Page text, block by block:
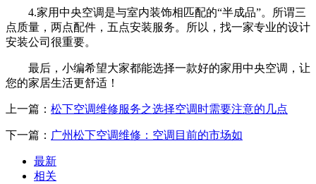
4.家用中央空调是与室内装饰相匹配的“半成品”。所谓三
点质量，两点配件，五点安装服务。所以，找一家专业的设计
安装公司很重要。
最后，小编希望大家都能选择一款好的家用中央空调，让
您的家居生活更舒适！
上一篇： 松下空调维修服务之选择空调时需要注意的几点
下一篇： 广州松下空调维修：空调目前的市场如
最新
相关